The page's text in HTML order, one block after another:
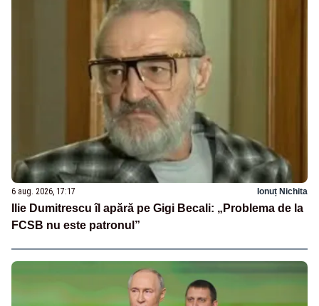
6 aug. 2026, 17:17 Ionuț Nichita
Ilie Dumitrescu îl apără pe Gigi Becali: „Problema de la
FCSB nu este patronul”